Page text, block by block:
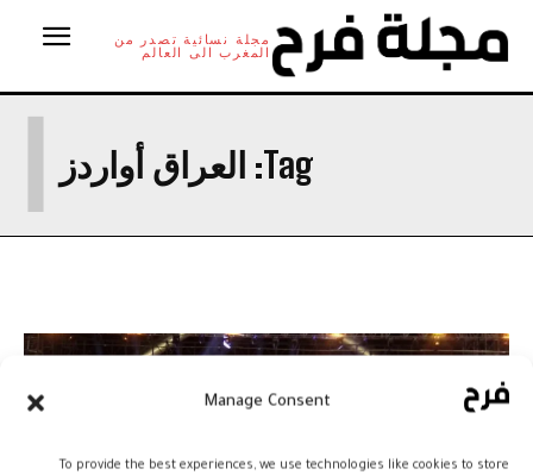
Manage Consent
To provide the best experiences, we use technologies like cookies to store
مجلة نسائية تصدر من
المغرب الى العالم
Tag: العراق أواردز